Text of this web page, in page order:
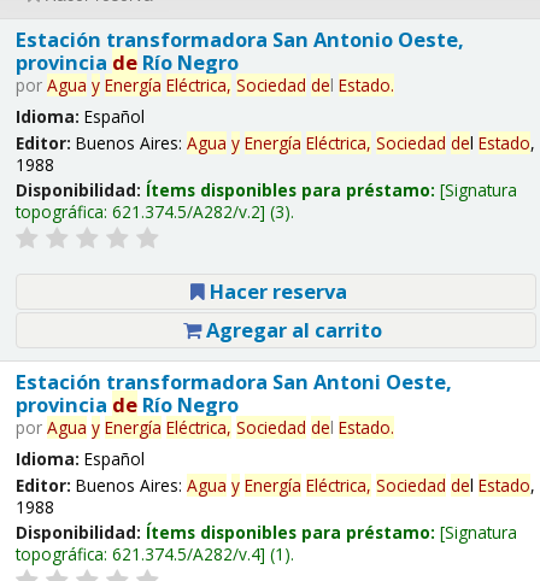
Estación transformadora San Antonio Oeste,
provincia deRío Negro
por Agua y Energía Eléctrica, Sociedad del Estado.
Idioma: Español
Editor: Buenos Aires: Agua y Energía Eléctrica, Sociedad del Estado,
1988
Disponibilidad: Ítems disponibles para préstamo: Signatura
topográfica: 621.374.5/A282/v.2 (3).
Hacer reserva
Agregar al carrito
Estación transformadora San Antoni Oeste,
provincia deRío Negro
por Agua y Energía Eléctrica, Sociedad del Estado.
Idioma: Español
Editor: Buenos Aires: Agua y Energía Eléctrica, Sociedad del Estado,
1988
Disponibilidad: Ítems disponibles para préstamo: Signatura
topográfica: 621.374.5/A282/v.4 (1).